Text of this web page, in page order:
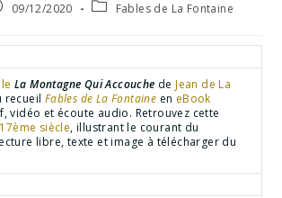
09/12/2020 Fables de La Fontaine
La Montagne Qui Accouche deJean de La
recueil Fables de La Fontaine en eBook
vidéo et écoute audio. Retrouvez cette
17ème siècle, illustrant le courant du
libre, texte et image à télécharger du